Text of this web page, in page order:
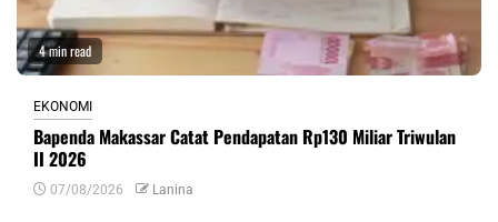
4 min read
EKONOMI
Bapenda Makassar Catat Pendapatan Rp130 Miliar Triwulan
II 2026
07/08/2026 Lanina